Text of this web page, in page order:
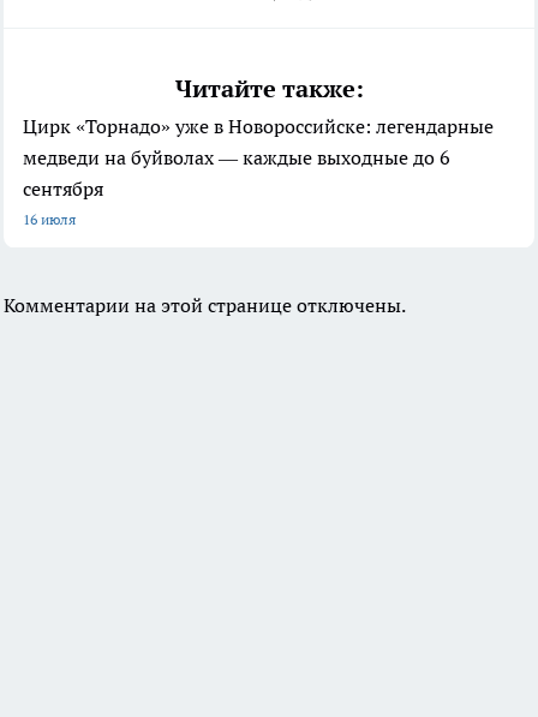
Читайте также:
Цирк «Торнадо» уже в Новороссийске: легендарные
медведи на буйволах — каждые выходные до 6
сентября
16 июля
Комментарии на этой странице отключены.